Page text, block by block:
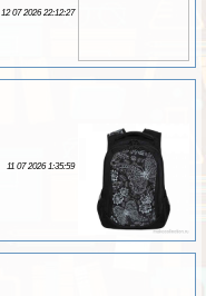
12 07 2026 22:12:27
11 07 2026 1:35:59